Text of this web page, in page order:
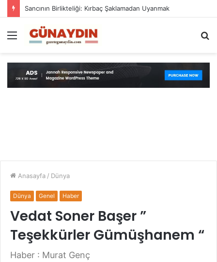
Sancının Birlikteliği: Kırbaç Şaklamadan Uyanmak
Menü
Anasayfa / Dünya
Dünya Genel Haber
Vedat Soner Başer ”
Teşekkürler Gümüşhanem “
Haber : Murat Genç